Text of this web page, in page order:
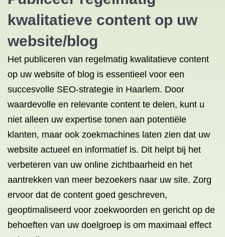
kwalitatieve content op uw
website/blog
Het publiceren van regelmatig kwalitatieve content
op uw website of blog is essentieel voor een
succesvolle SEO-strategie in Haarlem. Door
waardevolle en relevante content te delen, kunt u
niet alleen uw expertise tonen aan potentiële
klanten, maar ook zoekmachines laten zien dat uw
website actueel en informatief is. Dit helpt bij het
verbeteren van uw online zichtbaarheid en het
aantrekken van meer bezoekers naar uw site. Zorg
ervoor dat de content goed geschreven,
geoptimaliseerd voor zoekwoorden en gericht op de
behoeften van uw doelgroep is om maximaal effect